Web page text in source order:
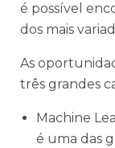
é possível
dos mais
As
três grandes
Machine
é uma das